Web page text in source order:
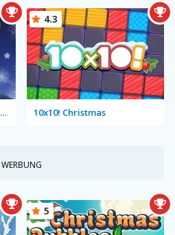
Smarty Bubbles X-MAS Edition 10x10! Christmas
4.3
WERBUNG
5